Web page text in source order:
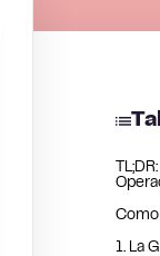
Como
1. La